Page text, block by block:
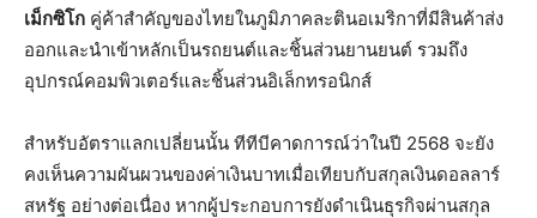
เม็กซิโก คู่ค้าสำคัญของไทยในภูมิภาคละตินอเมริกาที่มีสินค้าส่ง
ออกและนำเข้าหลักเป็นรถยนต์และชิ้นส่วนยานยนต์ รวมถึง
อุปกรณ์คอมพิวเตอร์และชิ้นส่วนอิเล็กทรอนิกส์
สำหรับอัตราแลกเปลี่ยนนั้น ทีทีบีคาดการณ์ว่าในปี 2568 จะยัง
คงเห็นความผันผวนของค่าเงินบาทเมื่อเทียบกับสกุลเงินดอลลาร์
สหรัฐ อย่างต่อเนื่อง หากผู้ประกอบการยังดำเนินธุรกิจผ่านสกุล